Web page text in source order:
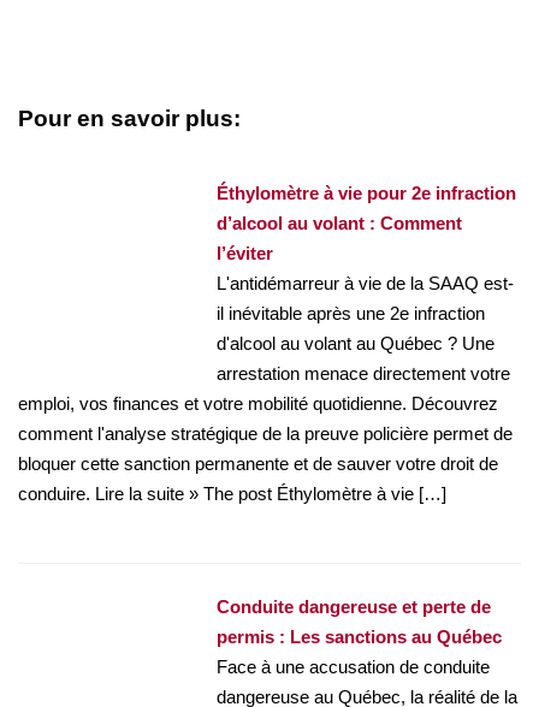
Pour en savoir plus:
Éthylomètre à vie pour 2e infraction
d’alcool au volant : Comment
l’éviter
L'antidémarreur à vie de la SAAQ est-
il inévitable après une 2e infraction
d'alcool au volant au Québec ? Une
arrestation menace directement votre
emploi, vos finances et votre mobilité quotidienne. Découvrez
comment l'analyse stratégique de la preuve policière permet de
bloquer cette sanction permanente et de sauver votre droit de
conduire. Lire la suite » The post Éthylomètre à vie […]
Conduite dangereuse et perte de
permis : Les sanctions au Québec
Face à une accusation de conduite
dangereuse au Québec, la réalité de la